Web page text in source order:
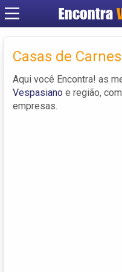
Encontra
Casas de
Aqui você Encontra! as
Vespasiano e região,
empresas.